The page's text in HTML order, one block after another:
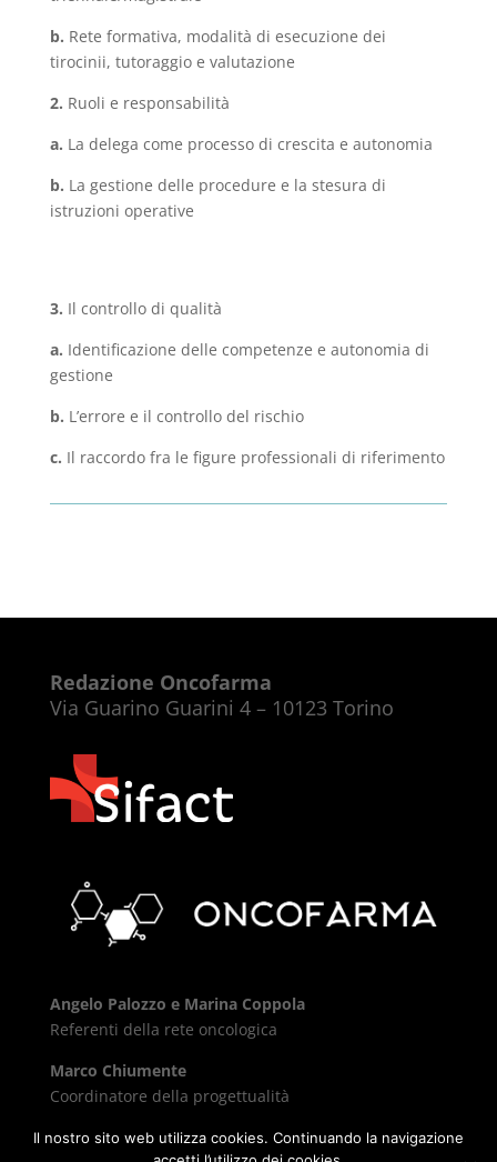
b. Rete formativa, modalità di esecuzione dei
tirocinii, tutoraggio e valutazione
2. Ruoli e responsabilità
a. La delega come processo di crescita e autonomia
b. La gestione delle procedure e la stesura di
istruzioni operative
3. Il controllo di qualità
a. Identificazione delle competenze e autonomia di
gestione
b. L’errore e il controllo del rischio
c. Il raccordo fra le figure professionali di riferimento
Redazione Oncofarma
Via Guarino Guarini 4 – 10123 Torino
Angelo Palozzo e Marina Coppola
Referenti della rete oncologica
Marco Chiumente
Coordinatore della progettualità
Il nostro sito web utilizza cookies. Continuando la navigazione